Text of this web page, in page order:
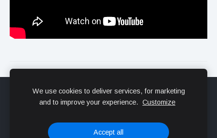
Sīkdatnes
Veidots arMozello- labo mājas lapu ģeneratoru.
We use cookies to deliver services, for marketing
and to improve your experience.
Customize
Accept all